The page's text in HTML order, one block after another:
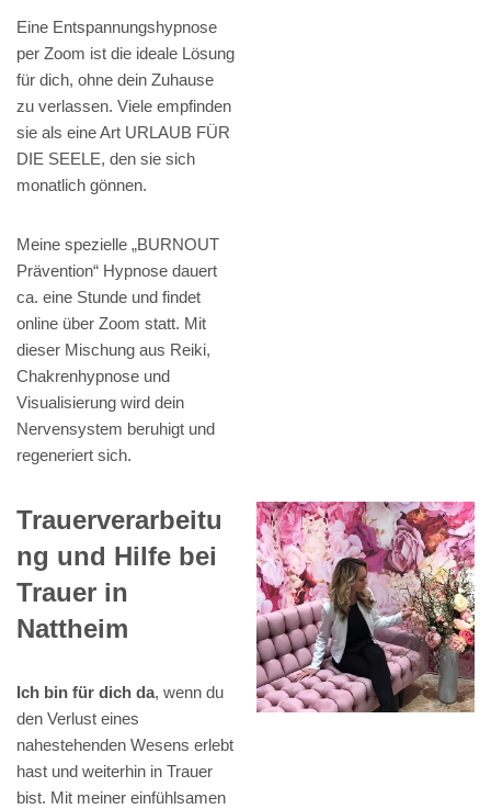
Eine Entspannungshypnose
per Zoom ist die ideale Lösung
für dich, ohne dein Zuhause
zu verlassen. Viele empfinden
sie als eine Art URLAUB FÜR
DIE SEELE, den sie sich
monatlich gönnen.
Meine spezielle „BURNOUT
Prävention“ Hypnose dauert
ca. eine Stunde und findet
online über Zoom statt. Mit
dieser Mischung aus Reiki,
Chakrenhypnose und
Visualisierung wird dein
Nervensystem beruhigt und
regeneriert sich.
Trauerverarbeitu
ng und Hilfe bei
Trauer in
Nattheim
Ich bin für dich da, wenn du
den Verlust eines
nahestehenden Wesens erlebt
hast und weiterhin in Trauer
bist. Mit meiner einfühlsamen